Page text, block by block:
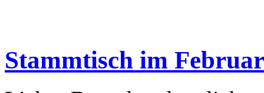
Stammtisch im Februar